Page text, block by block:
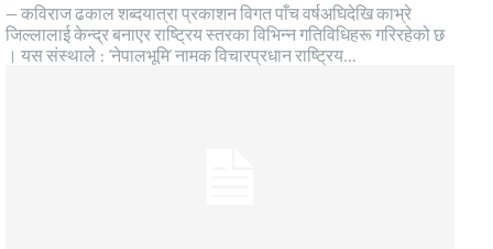
— कविराज ढकाल शब्दयात्रा प्रकाशन विगत पाँच वर्षअघिदेखि काभ्रे
जिल्लालाई केन्द्र बनाएर राष्ट्रिय स्तरका विभिन्न गतिविधिहरू गरिरहेको छ
। यस संस्थाले : ‘नेपालभूमि’ नामक विचारप्रधान राष्ट्रिय...